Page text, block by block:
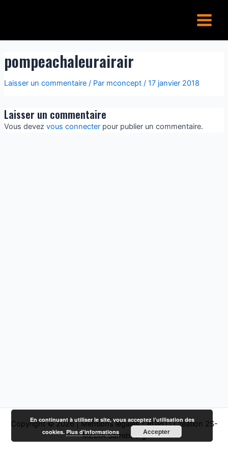
Menu
pompeachaleurairair
Laisser un commentaire / Par mconcept / 17 janvier 2018
Laisser un commentaire
Vous devez vous connecterpour publier un commentaire.
Copyright © 2026 |Mentions légales - RGPD|Création 2S-
MEDIA Sarrebourg
En continuant à utiliser le site, vous acceptez l’utilisation des
cookies.Plus d’informations Accepter